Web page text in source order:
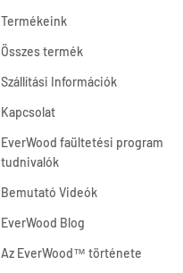
Termékeink
Összes termék
Szállítási Információk
Kapcsolat
EverWood faültetési program
tudnivalók
Bemutató Videók
EverWood Blog
Az EverWood™ története